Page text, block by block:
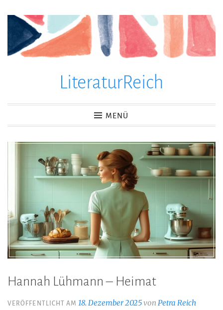
Zum
springen
LiteraturReich
MENÜ
Hannah Lühmann – Heimat
VERÖFFENTLICHT AM18. Dezember 2025vonPetra Reich